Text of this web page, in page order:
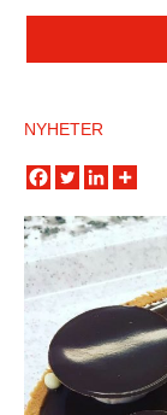
NYHETER